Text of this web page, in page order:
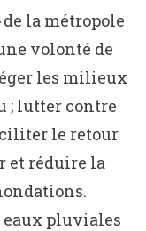
de la métropole
volonté de
les milieux
; lutter contre
le retour
et réduire la
eaux pluviales